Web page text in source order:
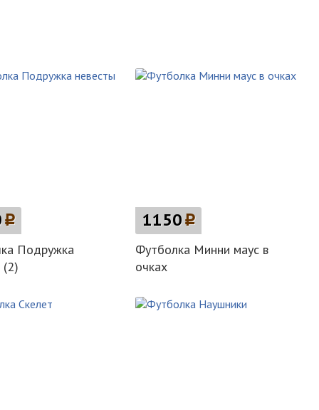
p
Подружка
(2)
1150p
Футболка Минни маус в
очках